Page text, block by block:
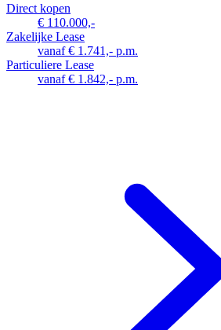
Direct kopen
€ 110.000,-
Zakelijke Lease
vanaf € 1.741,- p.m.
Particuliere Lease
vanaf € 1.842,- p.m.